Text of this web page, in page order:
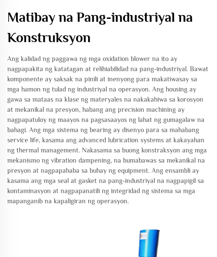
Matibay na Pang-industriyal na
Konstruksyon
Ang kalidad ng paggawa ng mga oxidation blower na ito ay
nagpapakita ng katatagan at relihiabilidad na pang-industriyal. Bawat
komponente ay saksak na pinili at inenyong para makatiwasay sa
mga hamon ng tulad ng industriyal na operasyon. Ang housing ay
gawa sa mataas na klase ng materyales na nakakahiwa sa korosyon
at mekanikal na presyon, habang ang precision machining ay
nagpapatuloy ng maayos na pagsasaayos ng lahat ng gumagalaw na
bahagi. Ang mga sistema ng bearing ay disenyo para sa mahabang
service life, kasama ang advanced lubrication systems at kakayahan
ng thermal management. Nakasama sa buong konstraksyon ang mga
mekanismo ng vibration dampening, na bumabawas sa mekanikal na
presyon at nagpapahaba sa buhay ng equipment. Ang ensambli ay
kasama ang mga seal at gasket na pang-industriyal na nagpapigil sa
kontaminasyon at nagpapanatili ng integridad ng sistema sa mga
mapanganib na kapaligiran ng operasyon.